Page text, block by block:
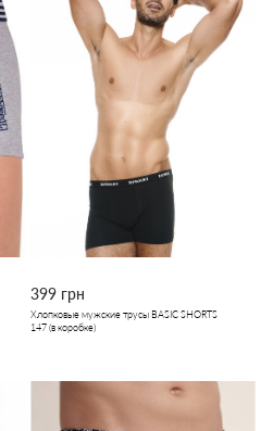
399 грн
Хлопковые мужские трусы BASIC SHORTS
147 (в коробке)